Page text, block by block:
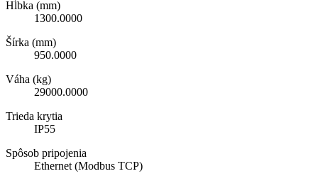
Hĺbka (mm)
1300.0000
Šírka (mm)
950.0000
Váha (kg)
29000.0000
Trieda krytia
IP55
Spôsob pripojenia
Ethernet (Modbus TCP)